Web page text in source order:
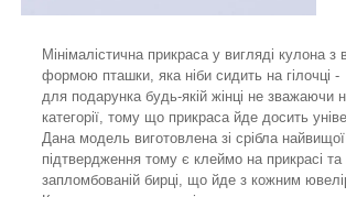
Мінімалістична прикраса у вигляді кулона з
формою пташки, яка ніби сидить на гілочці
для подарунка будь-якій жінці не зважаючи
категорії, тому що прикраса йде досить
Дана модель виготовлена зі срібла
підтвердження тому є клеймо на прикрасі
запломбованій бирці, що йде з кожним